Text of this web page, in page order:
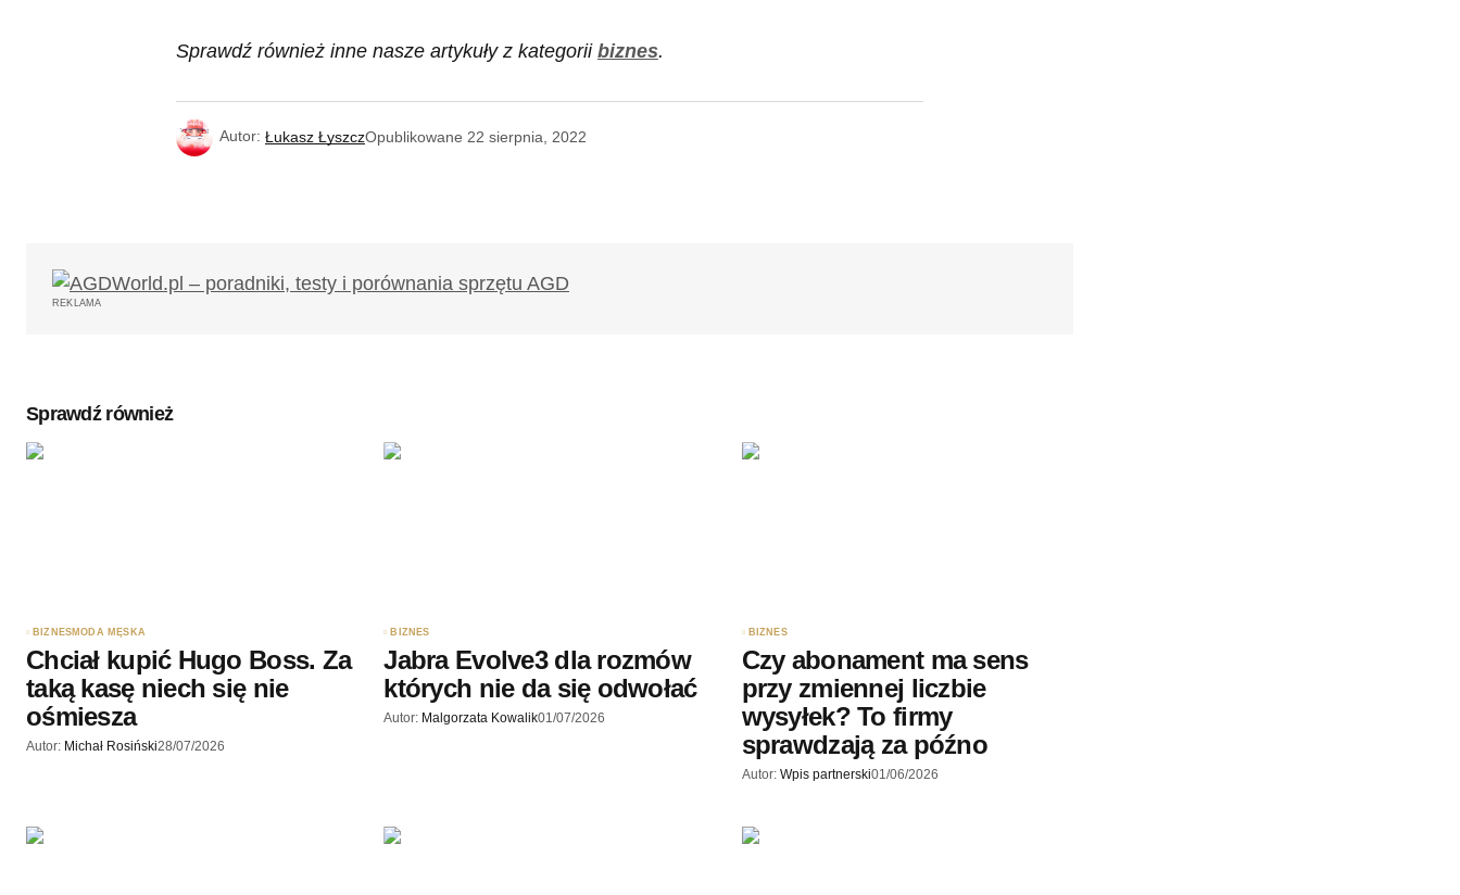
Sprawdź również inne nasze artykuły z kategorii biznes.
Autor: Łukasz ŁyszczOpublikowane 22 sierpnia, 2022
REKLAMA
Sprawdź również
BIZNESMODA MĘSKA
Chciał kupić Hugo Boss. Za
taką kasę niech się nie
ośmiesza
Autor: Michał Rosiński28/07/2026
BIZNES
Jabra Evolve3 dla rozmów
których nie da się odwołać
Autor: Malgorzata Kowalik01/07/2026
BIZNES
Czy abonament ma sens
przy zmiennej liczbie
wysyłek? To firmy
sprawdzają za późno
Autor: Wpis partnerski01/06/2026